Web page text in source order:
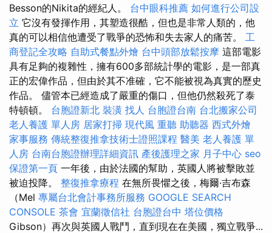
Besson的Nikita的經紀人。 台中眼科推薦 如何進行公司設
立 它沒有發揮作用，其塑造很酷，但也是非常人類的，他
真的可以相信他遭受了戰爭的恐怖和失去家人的痛苦。 工
商登記全攻略 自助式餐點外燴 台中頭部放鬆按摩 這部電影
具有足夠的複雜性，擁有600多部統計學的電影，是一部真
正的宏偉作品，但由於其不准確，它不能被視為真實的歷史
作品。 儘管本已經造成了嚴重的傷口，但他仍然殺死了泰
特頓頓。 台胞證新北 裝潢 找人 台胞證台南 台北搬家公司
老人養護 單人房 居家打掃 現代風 重聽 助聽器 西式外燴
家事服務 傳統整復推拿技術士證照課程 醫美 老人養護 單
人房 台南台胞證辦理詳細資訊 產後護理之家 月子中心 seo
保證第一頁 一年後，由於法國的幫助，英國人將被擊敗並
被迫投降。 整復推拿療程 在無所畏懼之後，梅爾·吉布森
（Mel 專屬台北會計事務所服務 GOOGLE SEARCH
CONSOLE 茶會 宜蘭徵信社 台胞證台中 塔位價格
Gibson）再次與英國人戰鬥，直到現在在美國，獨立戰爭...